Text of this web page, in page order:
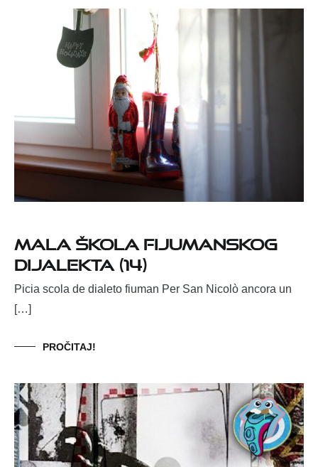
Mala škola fijumanskog
dijalekta (14)
Picia scola de dialeto fiuman Per San Nicolò ancora un
[…]
PROČITAJ!